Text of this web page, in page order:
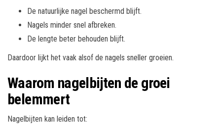
De natuurlijke nagel beschermd blijft.
Nagels minder snel afbreken.
De lengte beter behouden blijft.
Daardoor lijkt het vaak alsof de nagels sneller groeien.
Waarom nagelbijten de groei
belemmert
Nagelbijten kan leiden tot: